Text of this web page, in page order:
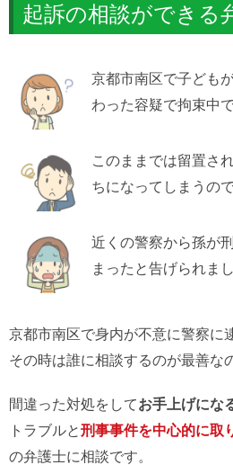
起訴の相談ができる
京都市南区で子ども
わった容疑で拘束中
このままでは留置さ
ちになってしまうの
近くの警察から孫が
まったと告げられまし
京都市南区で身内が不意に警察に
その時は誰に相談するのが最善な
間違った対処をしてお手上げにな
トラブルと刑事事件を中心的に取
の弁護士に相談です。